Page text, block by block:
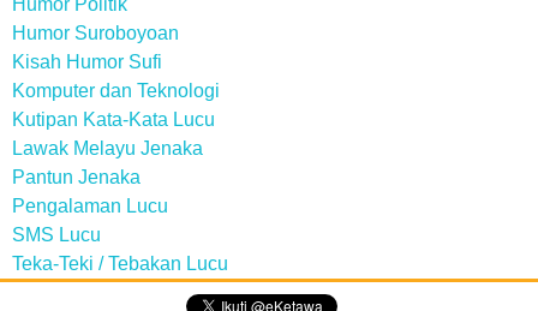
Humor Politik
Humor Suroboyoan
Kisah Humor Sufi
Komputer dan Teknologi
Kutipan Kata-Kata Lucu
Lawak Melayu Jenaka
Pantun Jenaka
Pengalaman Lucu
SMS Lucu
Teka-Teki / Tebakan Lucu